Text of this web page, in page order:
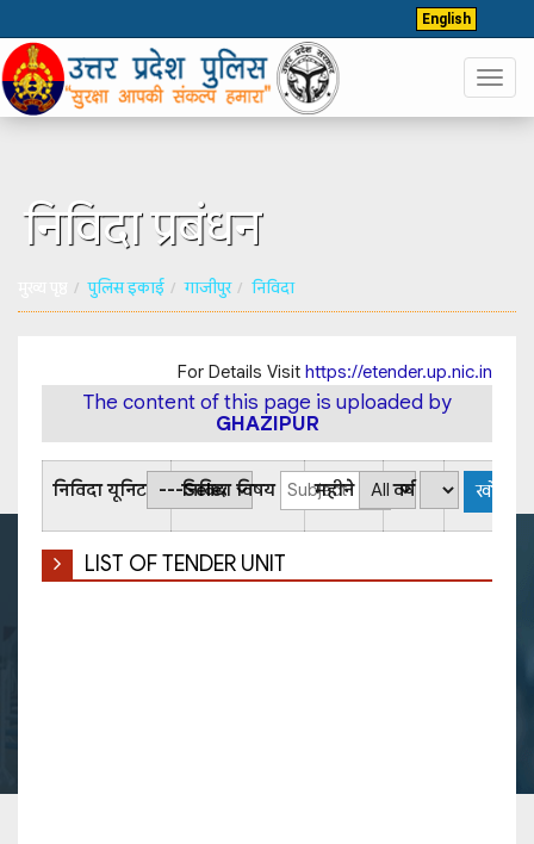
English
निविदा प्रबंधन
पुलिस इकाई गाजीपुर निविदा
For Details Visit https://etender.up.nic.in
The content of this page is uploaded by
GHAZIPUR
निविदा यूनिट निविदा विषय महीने वर्ष
LIST OF TENDER UNIT